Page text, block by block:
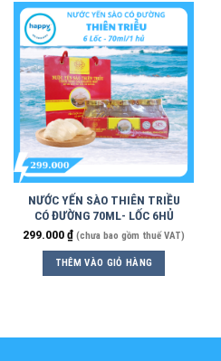
NƯỚC YẾN SÀO THIÊN TRIỀU
CÓ ĐƯỜNG 70ML- LỐC 6HỦ
299.000₫ (chưa bao gồm thuế VAT)
THÊM VÀO GIỎ HÀNG